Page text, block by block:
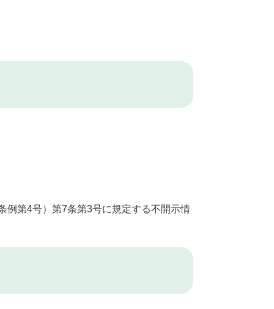
第4号）第7条第3号に規定する不開示情